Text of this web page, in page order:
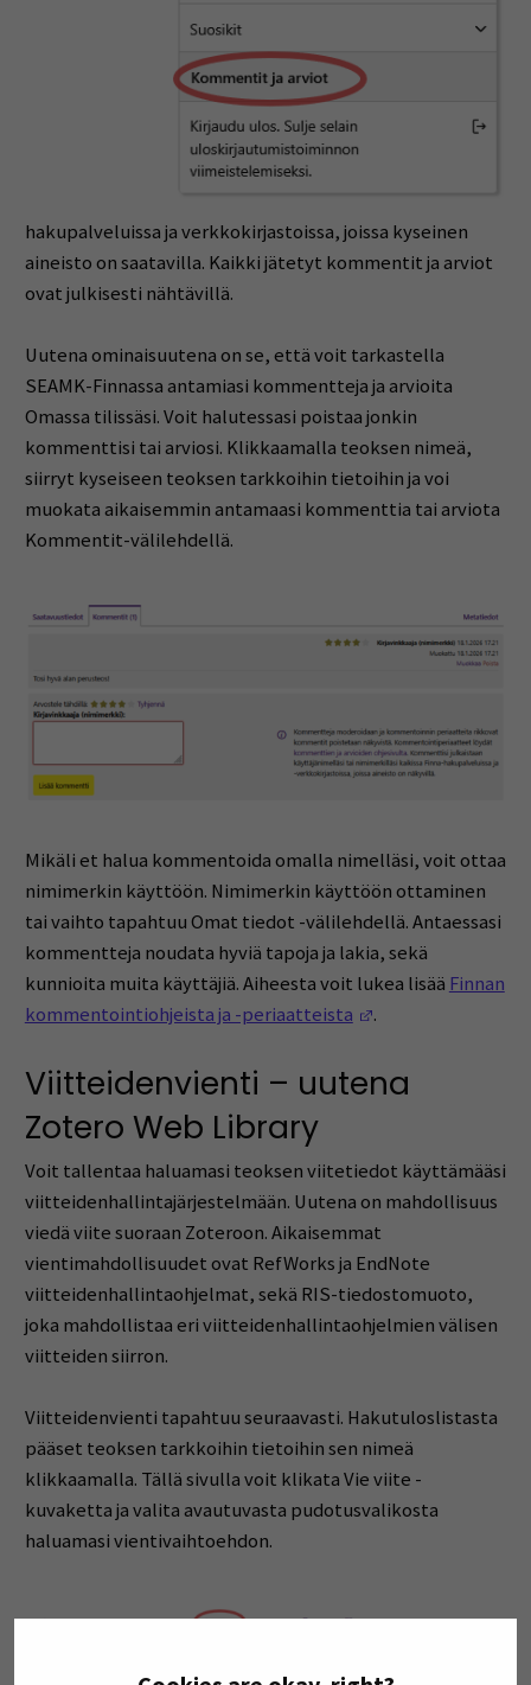
hakupalveluissa ja verkkokirjastoissa, joissa kyseinen
aineisto on saatavilla. Kaikki jätetyt kommentit ja arviot
ovat julkisesti nähtävillä.
Uutena ominaisuutena on se, että voit tarkastella
SEAMK-Finnassa antamiasi kommentteja ja arvioita
Omassa tilissäsi. Voit halutessasi poistaa jonkin
kommenttisi tai arviosi. Klikkaamalla teoksen nimeä,
siirryt kyseiseen teoksen tarkkoihin tietoihin ja voi
muokata aikaisemmin antamaasi kommenttia tai arviota
Kommentit-välilehdellä.
Mikäli et halua kommentoida omalla nimelläsi, voit ottaa
nimimerkin käyttöön. Nimimerkin käyttöön ottaminen
tai vaihto tapahtuu Omat tiedot -välilehdellä. Antaessasi
kommentteja noudata hyviä tapoja ja lakia, sekä
kunnioita muita käyttäjiä. Aiheesta voit lukea lisää Finnan
kommentointiohjeista ja -periaatteista
(Opens in a new
.
Viitteidenvienti – uutena
Zotero Web Library
Voit tallentaa haluamasi teoksen viitetiedot käyttämääsi
viitteidenhallintajärjestelmään. Uutena on mahdollisuus
viedä viite suoraan Zoteroon. Aikaisemmat
vientimahdollisuudet ovat RefWorks ja EndNote
viitteidenhallintaohjelmat, sekä RIS-tiedostomuoto,
joka mahdollistaa eri viitteidenhallintaohjelmien välisen
viitteiden siirron.
Viitteidenvienti tapahtuu seuraavasti. Hakutuloslistasta
pääset teoksen tarkkoihin tietoihin sen nimeä
klikkaamalla. Tällä sivulla voit klikata Vie viite -
kuvaketta ja valita avautuvasta pudotusvalikosta
haluamasi vientivaihtoehdon.